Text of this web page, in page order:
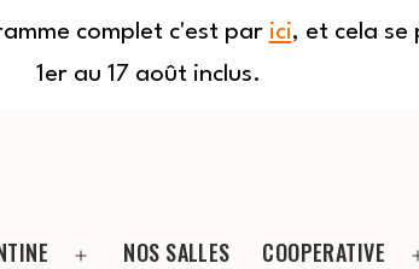
complet c'est par ici, et cela se
1er au 17 août inclus.
NOS SALLES COOPERATIVE